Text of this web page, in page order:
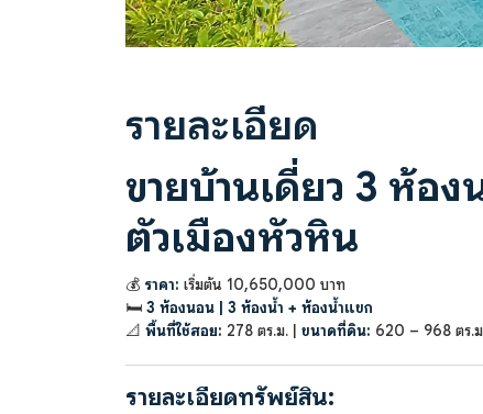
รายละเอียด
ขายบ้านเดี่ยว 3 ห้อ
ตัวเมืองหัวหิน
💰 ราคา: เริ่มต้น 10,650,000 บาท
🛏️ 3 ห้องนอน | 3 ห้องน้ำ + ห้องน้ำแขก
📐 พื้นที่ใช้สอย: 278 ตร.ม. | ขนาดที่ดิน: 620 – 968 ตร.
รายละเอียดทรัพย์สิน: